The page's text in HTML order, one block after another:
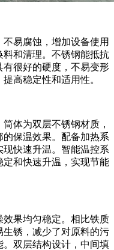
易腐蚀，增加设备使用
和清理。不锈钢能抵抗
有很好的硬度，不易变形
高稳定性和适用性。
体为双层不锈钢材质，
保温效果。配备加热系
快速升温。智能温控系
和快速升温，实现节能
果均匀稳定。相比铁质
锈，减少了对原料的污
双层结构设计，中间填